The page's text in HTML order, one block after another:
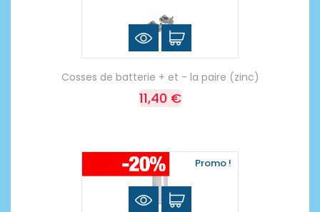
Cosses de batterie + et - la paire (zinc)
11,40 €
Promo !